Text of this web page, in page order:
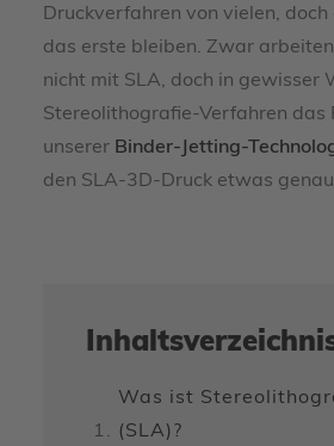
Druckverfahren von vielen,
das erste bleiben. Zwar
nicht mit SLA, doch in gewisser
Stereolithografie-Verfahren das
unserer Binder-Jetting-
den SLA-3D-Druck etwas
Was ist
(SLA)?